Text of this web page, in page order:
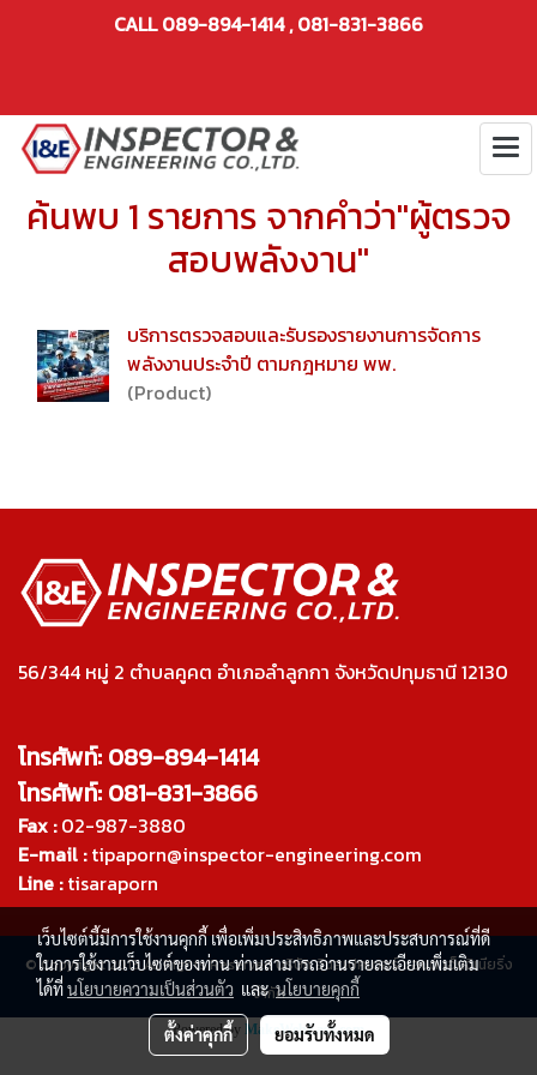
CALL 089-894-1414 , 081-831-3866
ค้นพบ 1 รายการ จากคำว่า"ผู้ตรวจ
สอบพลังงาน"
บริการตรวจสอบและรับรองรายงานการจัดการ
พลังงานประจำปี ตามกฎหมาย พพ.
(Product)
56/344 หมู่ 2 ตำบลคูคต อำเภอลำลูกกา จังหวัดปทุมธานี 12130
โทรศัพท์: 089-894-1414
โทรศัพท์: 081-831-3866
Fax :02-987-3880
E-mail :tipaporn@inspector-engineering.com
Line :tisaraporn
© Copyright 2015 All Rights Reserved บริษัท อินสเปคเตอร์ แอนด์ เอ็นจิเนียริ่ง
จำกัด
Powered by MakeWebEasy.com
เว็บไซต์นี้มีการใช้งานคุกกี้ เพื่อเพิ่มประสิทธิภาพและประสบการณ์ที่ดี
ในการใช้งานเว็บไซต์ของท่าน ท่านสามารถอ่านรายละเอียดเพิ่มเติม
ได้ที่นโยบายความเป็นส่วนตัว และนโยบายคุกกี้
ตั้งค่าคุกกี้ ยอมรับทั้งหมด